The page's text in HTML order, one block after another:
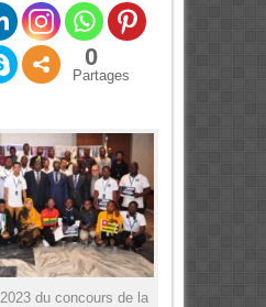
0
Partages
du concours de la